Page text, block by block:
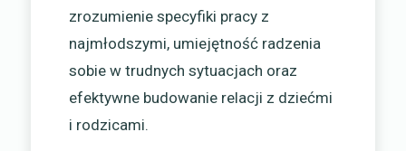
zrozumienie specyfiki pracy z
najmłodszymi, umiejętność radzenia
sobie w trudnych sytuacjach oraz
efektywne budowanie relacji z dziećmi
i rodzicami.